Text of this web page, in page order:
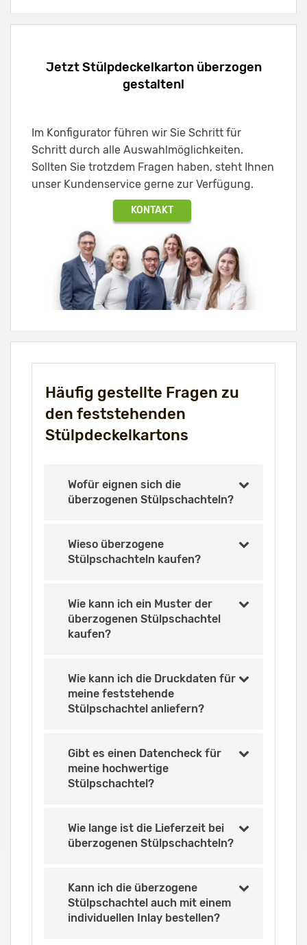
Jetzt Stülpdeckelkarton überzogen
gestalten!
Im Konfigurator führen wir Sie Schritt für
Schritt durch alle Auswahlmöglichkeiten.
Sollten Sie trotzdem Fragen haben, steht Ihnen
unser Kundenservice gerne zur Verfügung.
KONTAKT
Häufig gestellte Fragen zu
den feststehenden
Stülpdeckelkartons
Wofür eignen sich die
überzogenen Stülpschachteln?
Wieso überzogene
Stülpschachteln kaufen?
Wie kann ich ein Muster der
überzogenen Stülpschachtel
kaufen?
Wie kann ich die Druckdaten für
meine feststehende
Stülpschachtel anliefern?
Gibt es einen Datencheck für
meine hochwertige
Stülpschachtel?
Wie lange ist die Lieferzeit bei
überzogenen Stülpschachteln?
Kann ich die überzogene
Stülpschachtel auch mit einem
individuellen Inlay bestellen?